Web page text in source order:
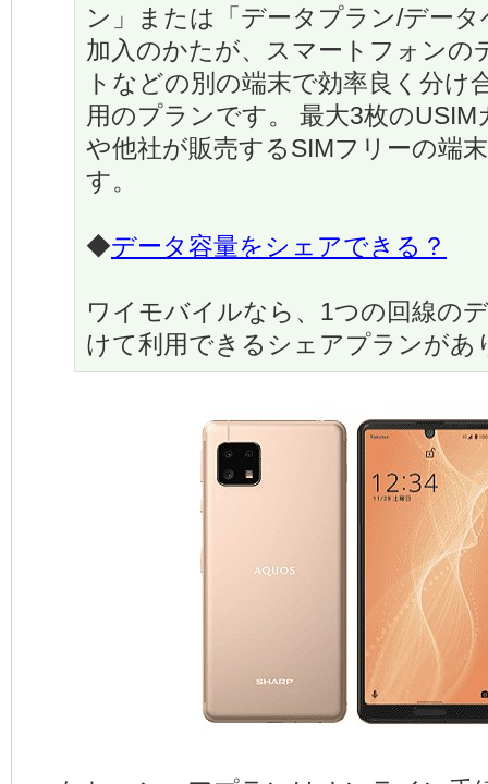
ン」または「データプラン/デー
加入のかたが、スマートフォンの
トなどの別の端末で効率良く分け
用のプランです。 最大3枚の
や他社が販売するSIMフリーの端
す。
◆データ容量をシェアできる？
ワイモバイルなら、1つの回線の
けて利用できるシェアプランがあ